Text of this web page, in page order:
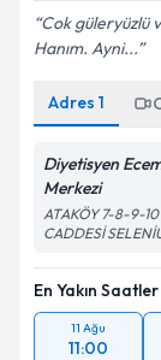
Cok güleryüzlü
Hanım. Ayni...
Adres 1
Diyetisyen
Merkezi
ATAKÖY 7-8-9-10
CADDESİ
En Yakın Saatler
11 Ağu
11:00